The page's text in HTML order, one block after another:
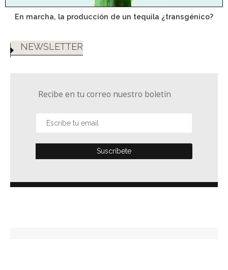
En marcha, la producción de un tequila ¿transgénico?
NEWSLETTER
Recibe en tu correo nuestro boletín